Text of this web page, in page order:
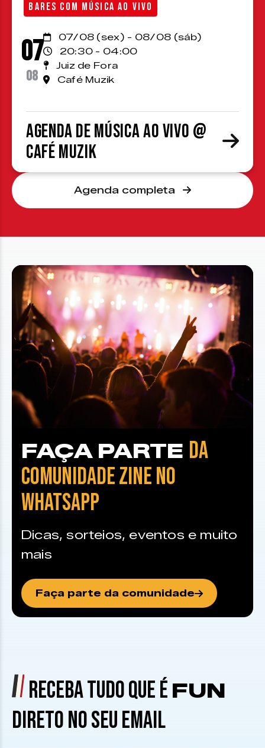
BARES COM MÚSICA AO VIVO
07
08
07/08 (sex) - 08/08 (sáb)
20:30 - 04:00
Juiz de Fora
Café Muzik
Agenda de Música ao Vivo @
Café Muzik
Agenda completa
FAÇA PARTE DA
COMUNIDADE ZINE NO
WHATSAPP
Dicas, sorteios, eventos e muito
mais
Faça parte da comunidade
RECEBA TUDO QUE É FUN
DIRETO NO SEU EMAIL